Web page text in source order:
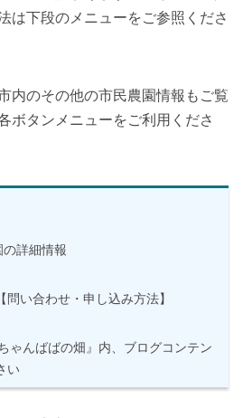
は下段のメニューをご参照くださ
内のその他の市民農園情報もご覧
ボタンメニューをご利用くださ
詳細情報
い合わせ・申し込み方法】
ゃんばばの畑』内、ブログコンテン
い